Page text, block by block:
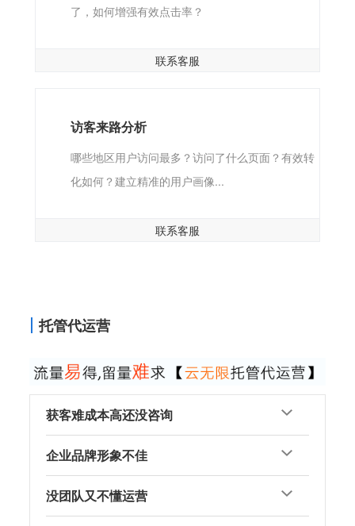
了，如何增强有效点击率？
联系客服
访客来路分析
哪些地区用户访问最多？访问了什么页面？有效转
化如何？建立精准的用户画像...
联系客服
托管代运营
获客难成本高还没咨询
企业品牌形象不佳
没团队又不懂运营